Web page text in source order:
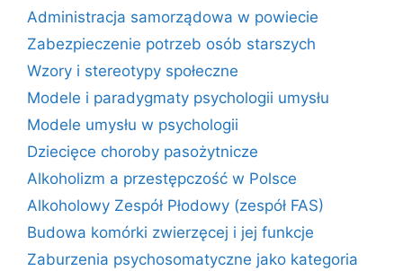
Administracja samorządowa w powiecie
Zabezpieczenie potrzeb osób starszych
Wzory i stereotypy społeczne
Modele i paradygmaty psychologii umysłu
Modele umysłu w psychologii
Dziecięce choroby pasożytnicze
Alkoholizm a przestępczość w Polsce
Alkoholowy Zespół Płodowy (zespół FAS)
Budowa komórki zwierzęcej i jej funkcje
Zaburzenia psychosomatyczne jako kategoria